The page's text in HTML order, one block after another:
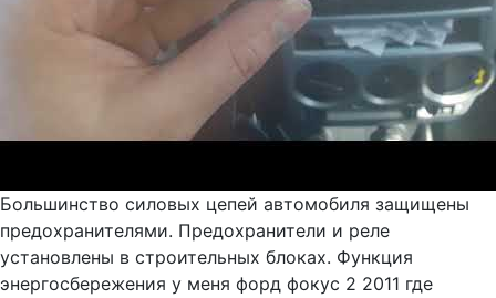
Большинство силовых цепей автомобиля защищены
предохранителями. Предохранители и реле
установлены в строительных блоках. Функция
энергосбережения у меня форд фокус 2 2011 где